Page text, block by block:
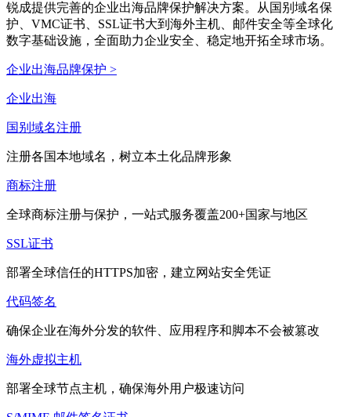
锐成提供完善的企业出海品牌保护解决方案。从国别域名保
护、VMC证书、SSL证书大到海外主机、邮件安全等全球化
数字基础设施，全面助力企业安全、稳定地开拓全球市场。
企业出海品牌保护 >
企业出海
国别域名注册
注册各国本地域名，树立本土化品牌形象
商标注册
全球商标注册与保护，一站式服务覆盖200+国家与地区
SSL证书
部署全球信任的HTTPS加密，建立网站安全凭证
代码签名
确保企业在海外分发的软件、应用程序和脚本不会被篡改
海外虚拟主机
部署全球节点主机，确保海外用户极速访问